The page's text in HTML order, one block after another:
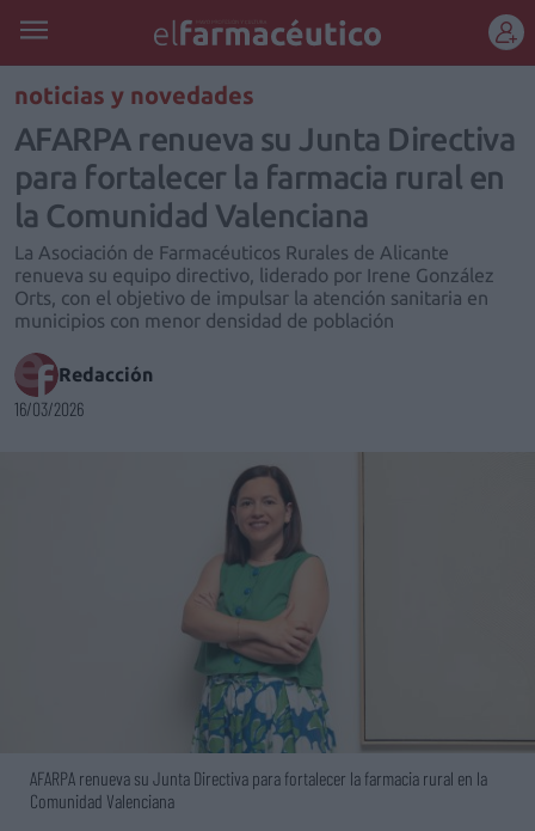
REGÍSTRATE
noticias y novedades
AFARPA renueva su Junta Directiva
para fortalecer la farmacia rural en
la Comunidad Valenciana
La Asociación de Farmacéuticos Rurales de Alicante
renueva su equipo directivo, liderado por Irene González
Orts, con el objetivo de impulsar la atención sanitaria en
municipios con menor densidad de población
Redacción
16/03/2026
AFARPA renueva su Junta Directiva para fortalecer la farmacia rural en la
Comunidad Valenciana